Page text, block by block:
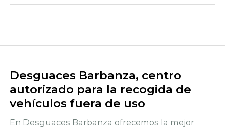
Desguaces Barbanza, centro
autorizado para la recogida de
vehículos fuera de uso
En Desguaces Barbanza ofrecemos la mejor